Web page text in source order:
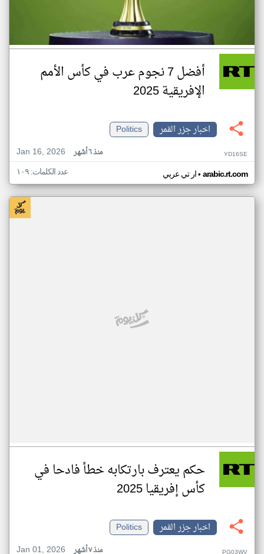
أفضل 7 نجوم عرب في كأس الأمم
الإفريقية 2025
اخبار جزر القمر
Politics
Jan 16, 2026
منذ ٦ أشهر YD16SE
ار تي عربي• arabic.rt.com عدد الكلمات: ١٠٩
حكم يعترف بارتكابه خطأ فادحا في
كأس إفريقيا 2025
اخبار جزر القمر
Politics
Jan 01, 2026
منذ ٧ أشهر